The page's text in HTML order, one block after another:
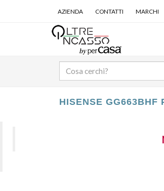
AZIENDA CONTATTI MARCHI
HISENSE GG663BHF